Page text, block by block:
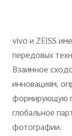
vivo и ZEISS
передовых
Взаимное
инновациям,
формирующую
глобальное
фотографии.